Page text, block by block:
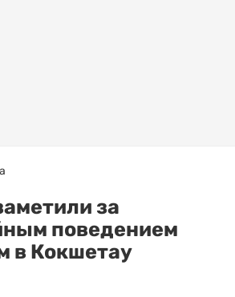
за
поведением
в Кокшетау